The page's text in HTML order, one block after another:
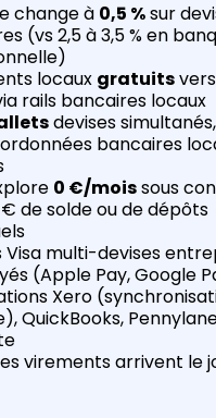
change à 0,5 %sur
(vs 2,5 à 3,5 % en
locaux gratuitsvers
rails bancaires locaux
devises
bancaires
0 €/moissous
€ de solde ou de dépôts
Visa multi-devises
(Apple Pay, Google
Xero
QuickBooks,
virements arrivent le